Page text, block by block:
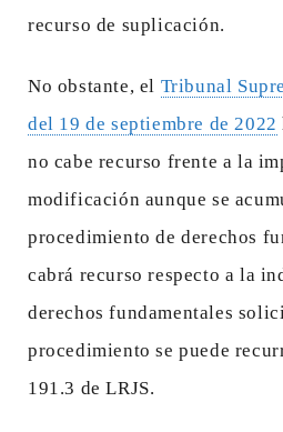
recurso de suplicación.
No obstante, el Tribunal
del 19 de septiembre de 2022
no cabe recurso frente a la
modificación aunque se
procedimiento de derechos
cabrá recurso respecto a la
derechos fundamentales
procedimiento se puede
191.3 de LRJS.